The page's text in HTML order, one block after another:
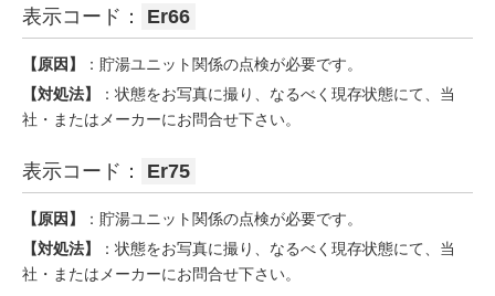
表示コード： Er66
【原因】
：貯湯ユニット関係の点検が必要です。
【対処法】
：状態をお写真に撮り、なるべく現存状態にて、当
社・またはメーカーにお問合せ下さい。
表示コード： Er75
【原因】
：貯湯ユニット関係の点検が必要です。
【対処法】
：状態をお写真に撮り、なるべく現存状態にて、当
社・またはメーカーにお問合せ下さい。